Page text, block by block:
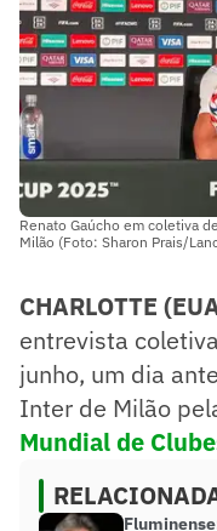
Renato Gaúcho em coletiva
Milão (Foto: Sharon Prais/
CHARLOTTE
entrevista
junho, um dia
Inter de Milão
Mundial de